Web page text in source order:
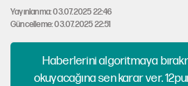
Yayınlanma: 03.07.2025 22:46
Güncelleme: 03.07.2025 22:51
Haberlerini algoritmaya
okuyacağına sen karar ver.